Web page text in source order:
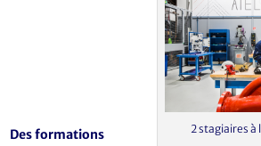
2 stagiaires à
Des formations